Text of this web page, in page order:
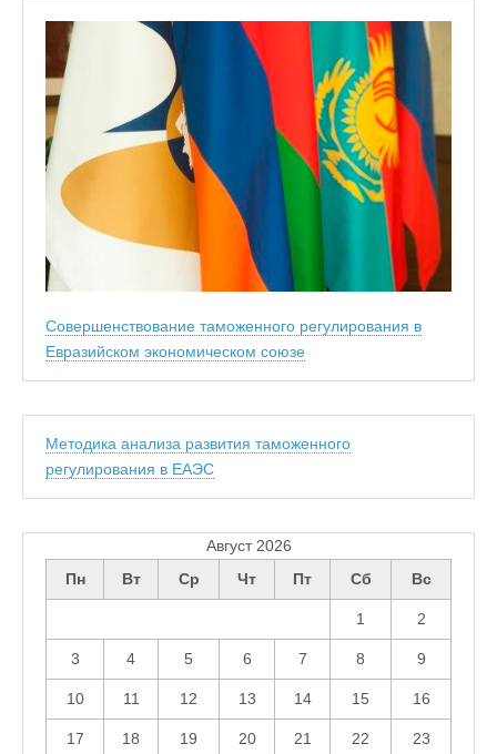
Совершенствование таможенного регулирования в
Евразийском экономическом союзе
Методика анализа развития таможенного
регулирования в ЕАЭС
Август 2026
Пн
Вт Ср Чт Пт Сб Вс
1 2
3 4 5 6 7 8 9
10 11 12 13 14 15 16
17 18 19 20 21 22 23